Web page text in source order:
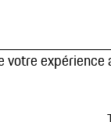
votre expérience